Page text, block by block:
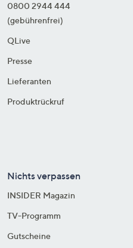
0800 2944 444
(gebührenfrei)
QLive
Presse
Lieferanten
Produktrückruf
Nichts verpassen
INSIDER Magazin
TV-Programm
Gutscheine